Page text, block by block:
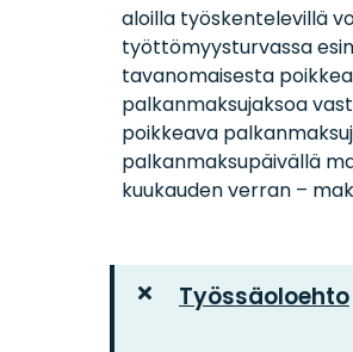
aloilla työskentelevillä
työttömyysturvassa
tavanomaisesta
palkanmaksujaksoa
poikkeava
palkanmaksupäivällä
kuukauden verran –
Työssäoloehto